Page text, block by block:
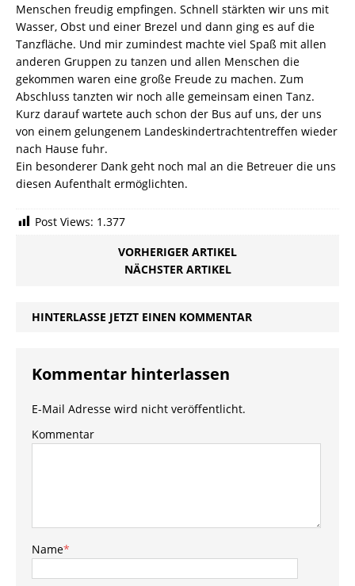
Menschen freudig empfingen. Schnell stärkten wir uns mit
Wasser, Obst und einer Brezel und dann ging es auf die
Tanzfläche. Und mir zumindest machte viel Spaß mit allen
anderen Gruppen zu tanzen und allen Menschen die
gekommen waren eine große Freude zu machen. Zum
Abschluss tanzten wir noch alle gemeinsam einen Tanz.
Kurz darauf wartete auch schon der Bus auf uns, der uns
von einem gelungenem Landeskindertrachtentreffen wieder
nach Hause fuhr.
Ein besonderer Dank geht noch mal an die Betreuer die uns
diesen Aufenthalt ermöglichten.
Post Views: 1.377
VORHERIGER ARTIKEL
NÄCHSTER ARTIKEL
HINTERLASSE JETZT EINEN KOMMENTAR
Kommentar hinterlassen
E-Mail Adresse wird nicht veröffentlicht.
Kommentar
Name*